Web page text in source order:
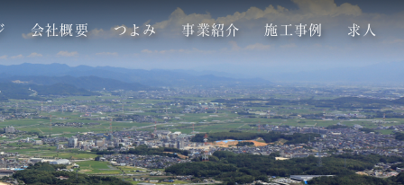
会社概要 つよみ 事業紹介 施工事例 求人